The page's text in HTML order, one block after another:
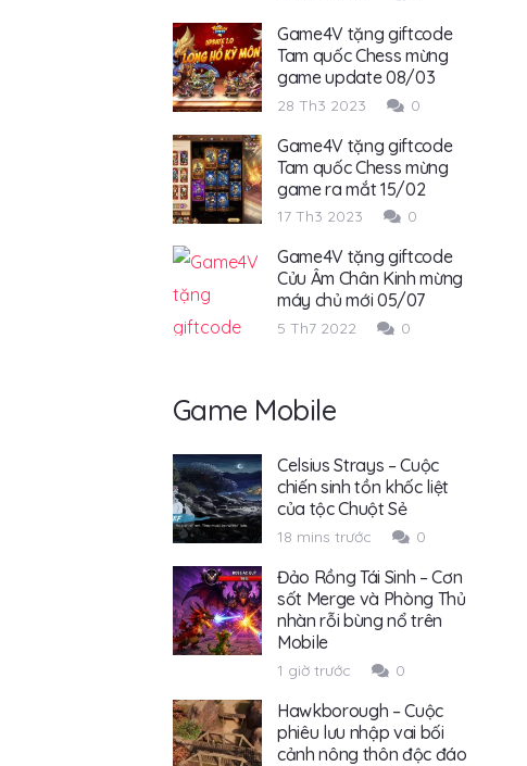
Game4V tặng giftcode
Tam quốc Chess mừng
game update 08/03
28 Th3 2023 0
Game4V tặng giftcode
Tam quốc Chess mừng
game ra mắt 15/02
17 Th3 2023 0
Game4V tặng giftcode
Cửu Âm Chân Kinh mừng
máy chủ mới 05/07
5 Th7 2022 0
Game Mobile
Celsius Strays – Cuộc
chiến sinh tồn khốc liệt
của tộc Chuột Sẻ
18 mins trước 0
Đảo Rồng Tái Sinh – Cơn
sốt Merge và Phòng Thủ
nhàn rỗi bùng nổ trên
Mobile
1 giờ trước 0
Hawkborough – Cuộc
phiêu lưu nhập vai bối
cảnh nông thôn độc đáo